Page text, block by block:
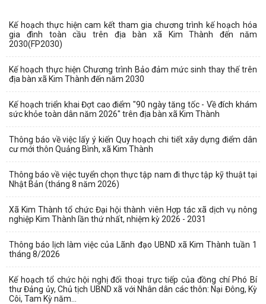
Kế hoạch thực hiện cam kết tham gia chương trình kế hoạch hóa
gia đình toàn cầu trên địa bàn xã Kim Thành đến năm
2030(FP2030)
Kế hoạch thực hiện Chương trình Bảo đảm mức sinh thay thế trên
địa bàn xã Kim Thành đến năm 2030
Kế hoạch triển khai Đợt cao điểm "90 ngày tăng tốc - Về đích khám
sức khỏe toàn dân năm 2026" trên địa bàn xã Kim Thành
Thông báo về việc lấy ý kiến Quy hoạch chi tiết xây dựng điểm dân
cư mới thôn Quảng Bình, xã Kim Thành
Thông báo về việc tuyển chọn thực tập nam đi thực tập kỹ thuật tại
Nhật Bản (tháng 8 năm 2026)
Xã Kim Thành tổ chức Đại hội thành viên Hợp tác xã dịch vụ nông
nghiệp Kim Thành lần thứ nhất, nhiệm kỳ 2026 - 2031
Thông báo lịch làm việc của Lãnh đạo UBND xã Kim Thành tuần 1
tháng 8/2026
Kế hoạch tổ chức hội nghị đối thoại trực tiếp của đồng chí Phó Bí
thư Đảng ủy, Chủ tịch UBND xã với Nhân dân các thôn: Nại Đông, Kỳ
Côi, Tam Kỳ năm...